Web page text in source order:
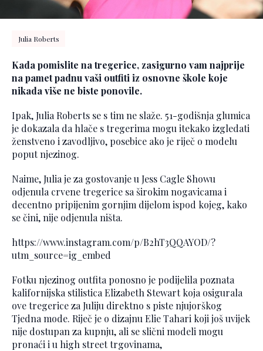
Julia Roberts
Kada pomislite na tregerice, zasigurno vam najprije
na pamet padnu vaši outfiti iz osnovne škole koje
nikada više ne biste ponovile.
Ipak, Julia Roberts se s tim ne slaže. 51-godišnja glumica
je dokazala da hlače s tregerima mogu itekako izgledati
ženstveno i zavodljivo, posebice ako je riječ o modelu
poput njezinog.
Naime, Julia je za gostovanje u Jess Cagle Showu
odjenula crvene tregerice sa širokim nogavicama i
decentno pripijenim gornjim dijelom ispod kojeg, kako
se čini, nije odjenula ništa.
https://www.instagram.com/p/B2hT3QQAYOD/?
utm_source=ig_embed
Fotku njezinog outfita ponosno je podijelila poznata
kalifornijska stilistica Elizabeth Stewart koja osigurala
ove tregerice za Juliju direktno s piste njujorškog
Tjedna mode. Riječ je o dizajnu Elie Tahari koji još uvijek
nije dostupan za kupnju, ali se slični modeli mogu
pronaći i u high street trgovinama,